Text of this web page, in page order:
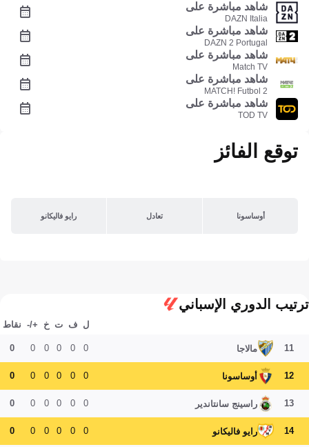
شاهد مباشرة على
DAZN Italia
شاهد مباشرة على
DAZN 2 Portugal
شاهد مباشرة على
Match TV
شاهد مباشرة على
MATCH! Futbol 2
شاهد مباشرة على
TOD TV
توقع الفائز
أوساسونا تعادل رايو فاليكانو
ترتيب الدوري الإسباني
ل ف ت خ +/- نقاط
11 مالاجا 0
0
0
0
0
0
12 أوساسونا 0
0
0
0
0
0
13 راسينج سانتاندير 0
0
0
0
0
0
14 رايو فاليكانو 0
0
0
0
0
0